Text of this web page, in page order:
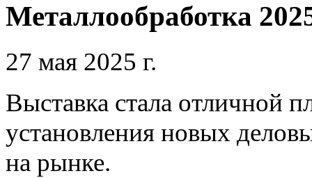
Металлообработка
27 мая 2025 г.
Выставка стала отличной
установления новых
на рынке.